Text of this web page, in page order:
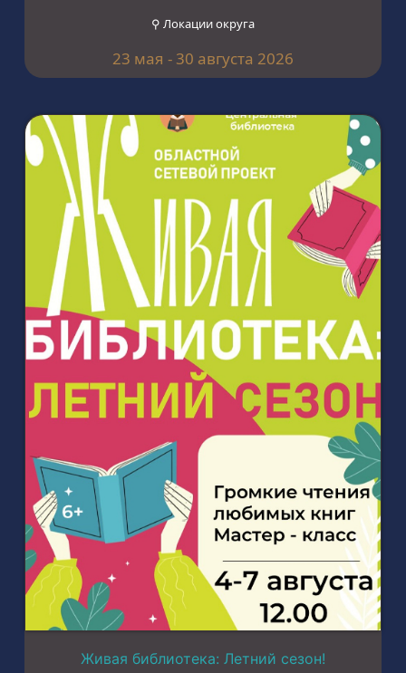
⚲ Локации округа
23 мая - 30 августа 2026
Живая библиотека: Летний сезон!